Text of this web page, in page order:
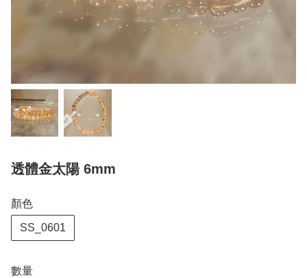
透體金太陽 6mm
顏色
SS_0601
數量